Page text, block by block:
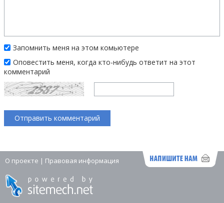
Запомнить меня на этом комьютере
Оповестить меня, когда кто-нибудь ответит на этот
комментарий
О проекте | Правовая информация